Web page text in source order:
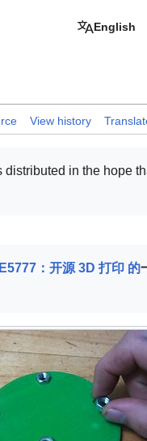
English
View history
distributed in the hope
：开源 3D 打印 的